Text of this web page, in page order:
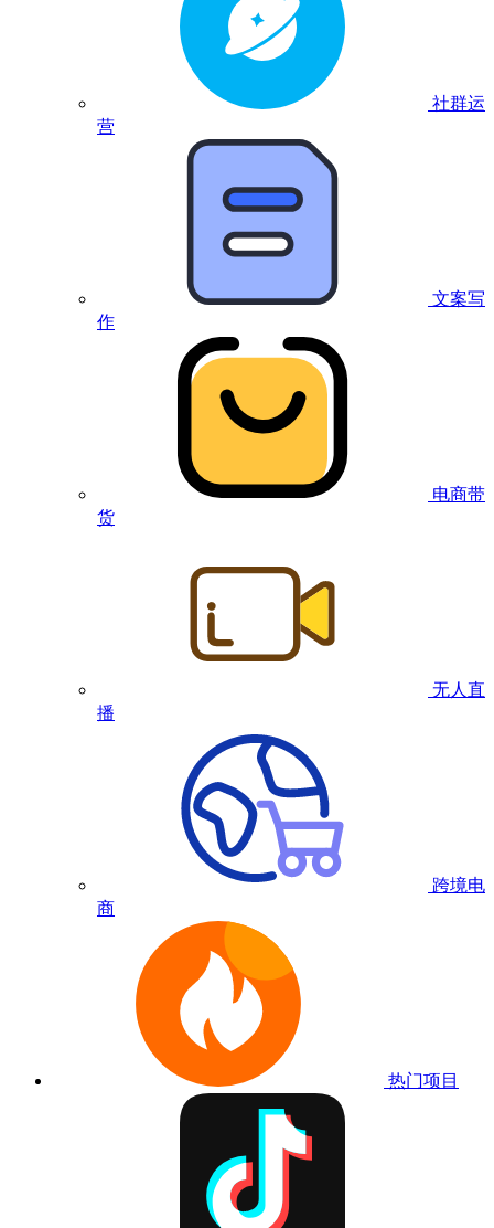
社群运
营
文案写
作
电商带
货
无人直
播
跨境电
商
热门项目